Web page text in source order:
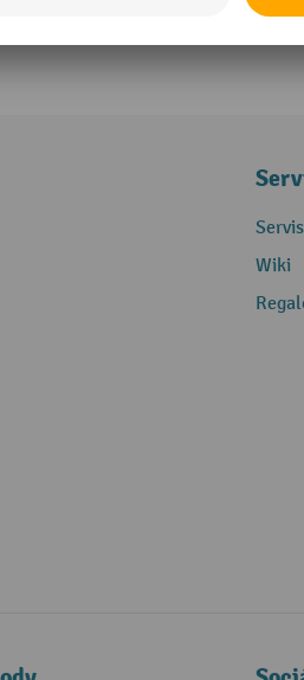
Servis
Wiki